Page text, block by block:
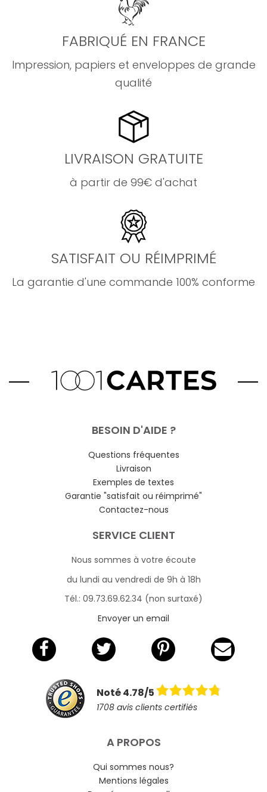
FABRIQUÉ EN FRANCE
Impression, papiers et enveloppes de grande
qualité
LIVRAISON GRATUITE
à partir de 99€ d'achat
SATISFAIT OU RÉIMPRIMÉ
La garantie d'une commande 100% conforme
BESOIN D'AIDE ?
Questions fréquentes
Livraison
Exemples de textes
Garantie "satisfait ou réimprimé"
Contactez-nous
SERVICE CLIENT
Nous sommes à votre écoute
du lundi au vendredi de 9h à 18h
Tél.: 09.73.69.62.34 (non surtaxé)
Envoyer un email
Noté 4.78/5
1708 avis clients certifiés
A PROPOS
Qui sommes nous?
Mentions légales